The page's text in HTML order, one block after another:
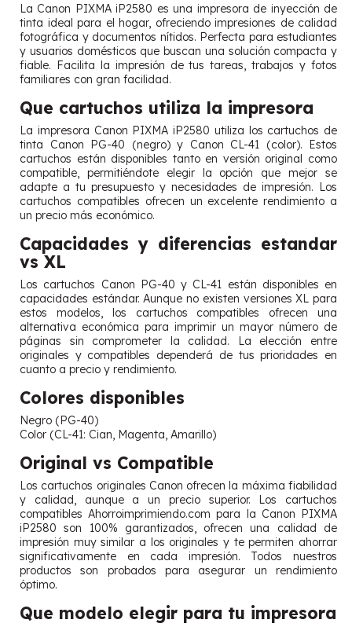
La Canon PIXMA iP2580 es una impresora de inyección de
tinta ideal para el hogar, ofreciendo impresiones de calidad
fotográfica y documentos nítidos. Perfecta para estudiantes
y usuarios domésticos que buscan una solución compacta y
fiable. Facilita la impresión de tus tareas, trabajos y fotos
familiares con gran facilidad.
Que cartuchos utiliza la impresora
La impresora Canon PIXMA iP2580 utiliza los cartuchos de
tinta Canon PG-40 (negro) y Canon CL-41 (color). Estos
cartuchos están disponibles tanto en versión original como
compatible, permitiéndote elegir la opción que mejor se
adapte a tu presupuesto y necesidades de impresión. Los
cartuchos compatibles ofrecen un excelente rendimiento a
un precio más económico.
Capacidades y diferencias estandar
vs XL
Los cartuchos Canon PG-40 y CL-41 están disponibles en
capacidades estándar. Aunque no existen versiones XL para
estos modelos, los cartuchos compatibles ofrecen una
alternativa económica para imprimir un mayor número de
páginas sin comprometer la calidad. La elección entre
originales y compatibles dependerá de tus prioridades en
cuanto a precio y rendimiento.
Colores disponibles
Negro (PG-40)
Color (CL-41: Cian, Magenta, Amarillo)
Original vs Compatible
Los cartuchos originales Canon ofrecen la máxima fiabilidad
y calidad, aunque a un precio superior. Los cartuchos
compatibles Ahorroimprimiendo.com para la Canon PIXMA
iP2580 son 100% garantizados, ofrecen una calidad de
impresión muy similar a los originales y te permiten ahorrar
significativamente en cada impresión. Todos nuestros
productos son probados para asegurar un rendimiento
óptimo.
Que modelo elegir para tu impresora